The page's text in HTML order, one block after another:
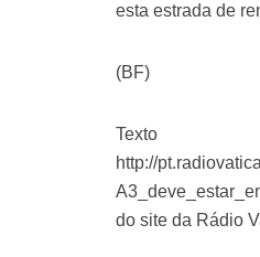
esta estrada de
(BF)
Texto
http://
do site da Rádio